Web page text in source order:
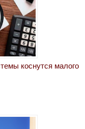
коснутся малого